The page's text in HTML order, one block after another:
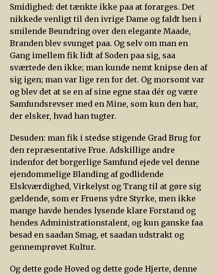
Smidighed: det tænkte ikke paa at forarges. Det
nikkede venligt til den ivrige Dame og faldt hen i
smilende Beundring over den elegante Maade,
Branden blev svunget paa. Og selv om man en
Gang imellem fik lidt af Soden paa sig, saa
sværtede den ikke; man kunde nemt knipse den af
sig igen; man var lige ren for det. Og morsomt var
og blev det at se en af sine egne staa dér og være
Samfundsrevser med en Mine, som kun den har,
der elsker, hvad han tugter.
Desuden: man fik i stedse stigende Grad Brug for
den repræsentative Frue. Adskillige andre
indenfor det borgerlige Samfund ejede vel denne
ejendommelige Blanding af godlidende
Elskværdighed, Virkelyst og Trang til at gøre sig
gældende, som er Fruens ydre Styrke, men ikke
mange havde hendes lysende klare Forstand og
hendes Administrationstalent, og kun ganske faa
besad en saadan Smag, et saadan udstrakt og
gennemprøvet Kultur.
Og dette gode Hoved og dette gode Hjerte, denne